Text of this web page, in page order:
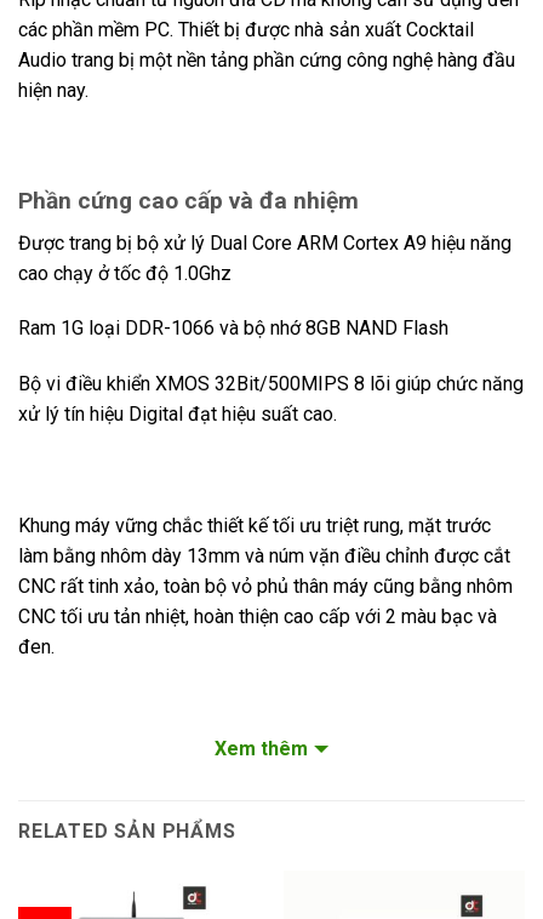
các phần mềm PC. Thiết bị được nhà sản xuất Cocktail
Audio trang bị một nền tảng phần cứng công nghệ hàng đầu
hiện nay.
Phần cứng cao cấp và đa nhiệm
Được trang bị bộ xử lý Dual Core ARM Cortex A9 hiệu năng
cao chạy ở tốc độ 1.0Ghz
Ram 1G loại DDR-1066 và bộ nhớ 8GB NAND Flash
Bộ vi điều khiển XMOS 32Bit/500MIPS 8 lõi giúp chức năng
xử lý tín hiệu Digital đạt hiệu suất cao.
Khung máy vững chắc thiết kế tối ưu triệt rung, mặt trước
làm bằng nhôm dày 13mm và núm vặn điều chỉnh được cắt
CNC rất tinh xảo, toàn bộ vỏ phủ thân máy cũng bằng nhôm
CNC tối ưu tản nhiệt, hoàn thiện cao cấp với 2 màu bạc và
đen.
Sở hữu ổ đĩa quang tốc độ cao rip CD nhanh
sử dụng khi cần điều khiển trực tiếp.
Xem thêm
RELATED SẢN PHẨMS